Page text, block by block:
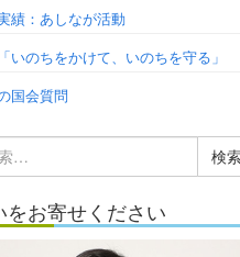
績：あしなが活動
いのちをかけて、いのちを守る」
国会質問
をお寄せください